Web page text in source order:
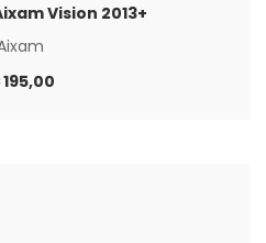
Vision 2013+
195,00